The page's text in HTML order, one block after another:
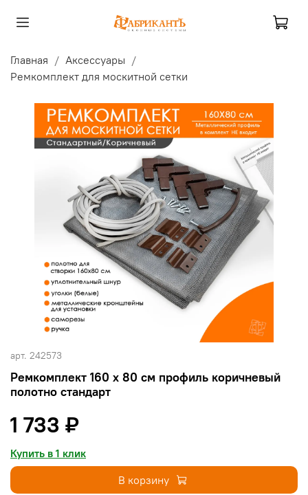
Главная
Аксессуары
Ремкомплект для москитной сетки
арт. 242573
Ремкомплект 160 х 80 см профиль коричневый
полотно стандарт
1 733 ₽
Купить в 1 клик
В корзину